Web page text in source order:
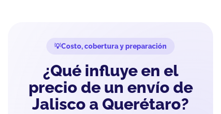
Costo, cobertura y preparación
¿Qué influye en el
precio de un envío de
Jalisco a Querétaro?